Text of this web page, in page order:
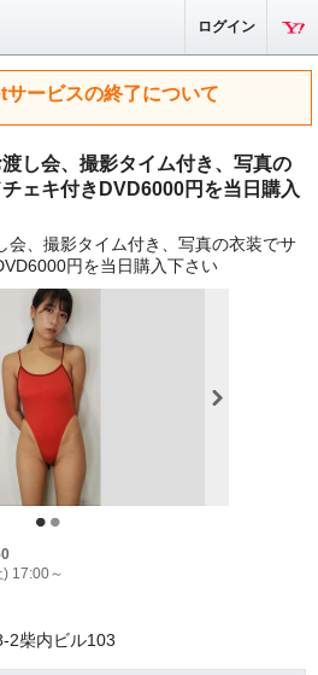
ログイン
サービスの終了について
し会、撮影タイム付き、写真の
ェキ付きDVD6000円を当日購入
会、撮影タイム付き、写真の衣装でサ
円を当日購入下さい
17:00～
2柴内ビル103